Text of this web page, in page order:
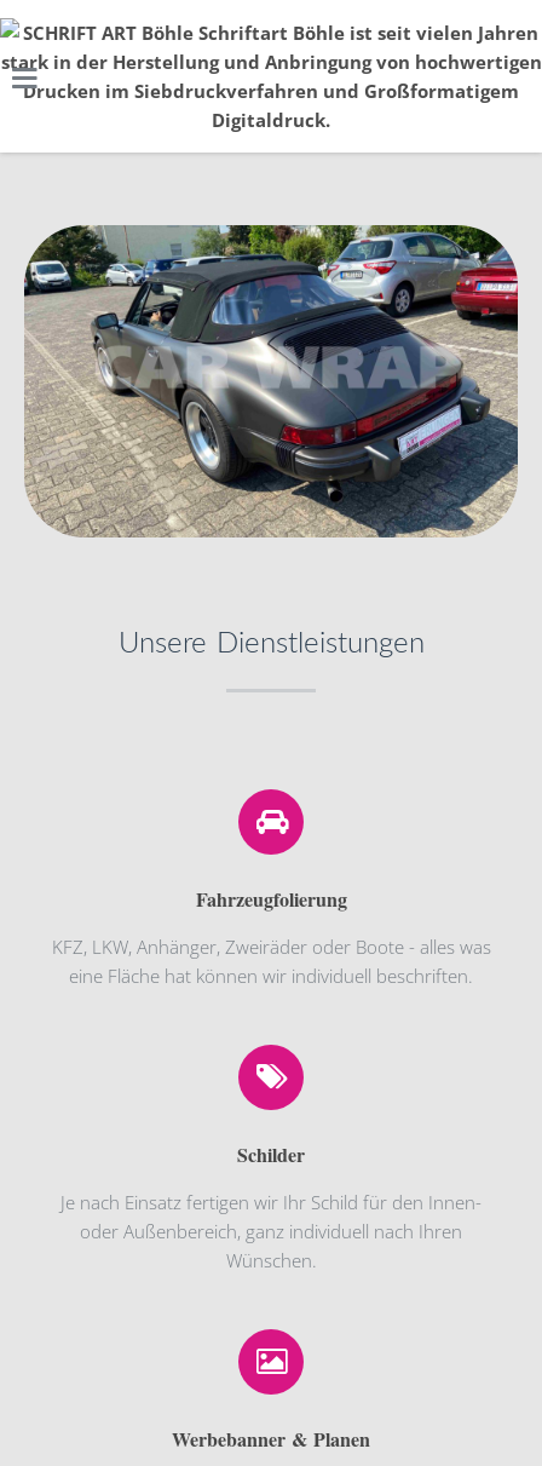
CAR WRAP
Unter Car Wrap versteht man die Teil- oder
Vollfolierung eines Fahrzeuges, eine komplett neue
Farbe für Ihr Auto.
MEHR DAZU HIER
Unsere Dienstleistungen
Fahrzeugfolierung
KFZ, LKW, Anhänger, Zweiräder oder Boote - alles was
eine Fläche hat können wir individuell beschriften.
Schilder
Je nach Einsatz fertigen wir Ihr Schild für den Innen-
oder Außenbereich, ganz individuell nach Ihren
Wünschen.
Werbebanner & Planen